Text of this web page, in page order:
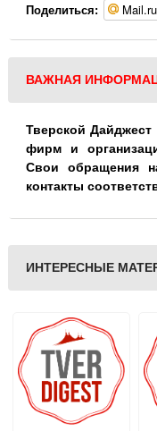
Поделиться: Mail.ru
ВАЖНАЯ
Тверской Дайджест
фирм и
Свои обращения
контакты
ИНТЕРЕСНЫЕ